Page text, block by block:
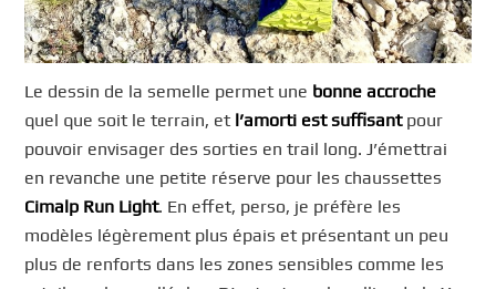
Le dessin de la semelle permet une bonne accroche
quel que soit le terrain, et l’amorti est suffisantpour
pouvoir envisager des sorties en trail long. J’émettrai
en revanche une petite réserve pour les chaussettes
Cimalp Run Light. En effet, perso, je préfère les
modèles légèrement plus épais et présentant un peu
plus de renforts dans les zones sensibles comme les